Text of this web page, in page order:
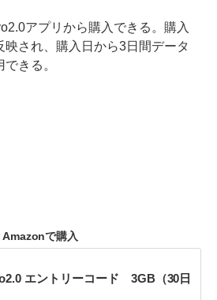
アプリから購入できる。購入
され、購入日から3日間データ
きる。
Amazonで購入
エントリーコード 3GB（30日